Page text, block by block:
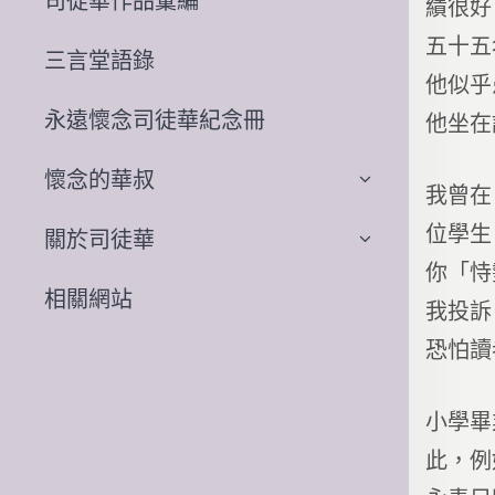
三言堂語錄
永遠懷念司徒華紀念冊
懷念的華叔
關於司徒華
相關網站
績很
五十
他似
他坐
我曾
位學
你「
我投
恐怕
小學
此，